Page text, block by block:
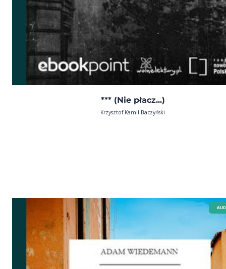
*** (Nie płacz...)
Krzysztof Kamil Baczyński